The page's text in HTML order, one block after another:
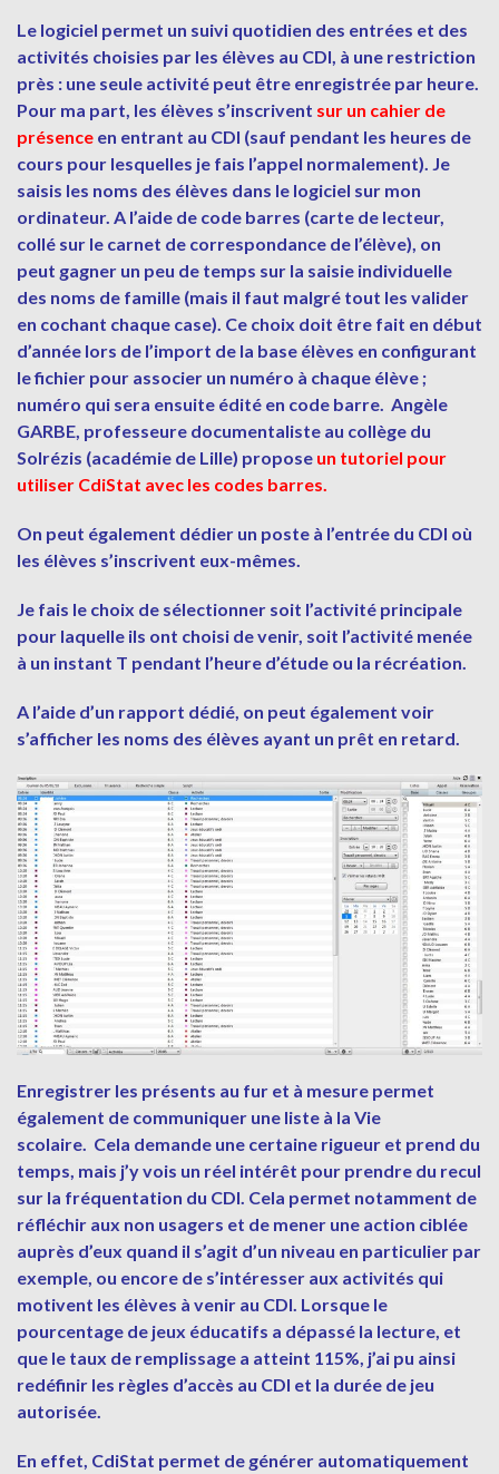
Le logiciel permet un suivi quotidien des entrées et des
activités choisies par les élèves au CDI, à une restriction
près : une seule activité peut être enregistrée par heure.
Pour ma part, les élèves s’inscrivent sur un cahier de
présence en entrant au CDI (sauf pendant les heures de
cours pour lesquelles je fais l’appel normalement). Je
saisis les noms des élèves dans le logiciel sur mon
ordinateur. A l’aide de code barres (carte de lecteur,
collé sur le carnet de correspondance de l’élève), on
peut gagner un peu de temps sur la saisie individuelle
des noms de famille (mais il faut malgré tout les valider
en cochant chaque case). Ce choix doit être fait en début
d’année lors de l’import de la base élèves en configurant
le fichier pour associer un numéro à chaque élève ;
numéro qui sera ensuite édité en code barre. Angèle
GARBE, professeure documentaliste au collège du
Solrézis (académie de Lille) propose un tutoriel pour
utiliser CdiStat avec les codes barres.
On peut également dédier un poste à l’entrée du CDI où
les élèves s’inscrivent eux-mêmes.
Je fais le choix de sélectionner soit l’activité principale
pour laquelle ils ont choisi de venir, soit l’activité menée
à un instant T pendant l’heure d’étude ou la récréation.
A l’aide d’un rapport dédié, on peut également voir
s’afficher les noms des élèves ayant un prêt en retard.
Enregistrer les présents au fur et à mesure permet
également de communiquer une liste à la Vie
scolaire. Cela demande une certaine rigueur et prend du
temps, mais j’y vois un réel intérêt pour prendre du recul
sur la fréquentation du CDI. Cela permet notamment de
réfléchir aux non usagers et de mener une action ciblée
auprès d’eux quand il s’agit d’un niveau en particulier par
exemple, ou encore de s’intéresser aux activités qui
motivent les élèves à venir au CDI. Lorsque le
pourcentage de jeux éducatifs a dépassé la lecture, et
que le taux de remplissage a atteint 115%, j’ai pu ainsi
redéfinir les règles d’accès au CDI et la durée de jeu
autorisée.
En effet, CdiStat permet de générer automatiquement